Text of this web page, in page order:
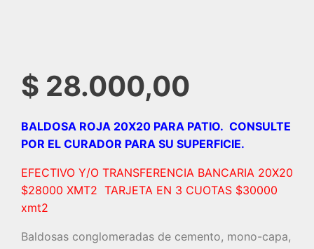
$ 28.000,00
BALDOSA ROJA 20X20 PARA PATIO. CONSULTE
POR EL CURADOR PARA SU SUPERFICIE.
EFECTIVO Y/O TRANSFERENCIA BANCARIA 20X20
$28000 XMT2 TARJETA EN 3 CUOTAS $30000
xmt2
Baldosas conglomeradas de cemento, mono-capa,